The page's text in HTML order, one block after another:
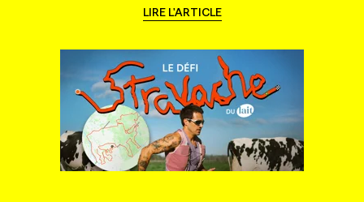
LIRE L'ARTICLE